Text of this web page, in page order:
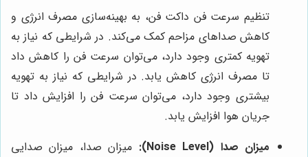
تنظیم سرعت فن داکت فن، به بهینه‌سازی مصرف انرژی و
کاهش صداهای مزاحم کمک می‌کند. در شرایطی که نیاز به
تهویه کمتری وجود دارد، می‌توان سرعت فن را کاهش داد
تا مصرف انرژی کاهش یابد. در شرایطی که نیاز به تهویه
بیشتری وجود دارد، می‌توان سرعت فن را افزایش داد تا
جریان هوا افزایش یابد.
میزان صدا (Noise Level):
میزان صدا، میزان صدایی